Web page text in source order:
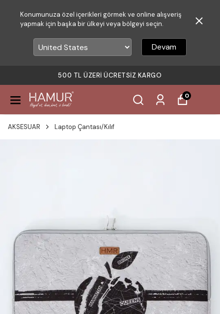
Konumunuza özel içerikleri görmek ve online alışveriş
yapmak için başka bir ülkeyi veya bölgeyi seçin.
Devam
500 TL ÜZERI ÜCRETSIZ KARGO
0
AKSESUAR Laptop Çantası/Kılıf